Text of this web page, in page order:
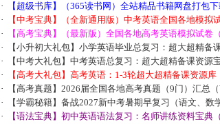
·
【超级书库】（365读书网）全站精品书籍网盘打包
·
【中考宝典】（全新通用版）中考英语全国各地模拟
·
【高考宝典】（最新版）全国各地高考英语模拟试卷
·
【小升初大礼包】小学英语毕业总复习：超大超精备
·
【中考大礼包】中考英语总复习：超大超精备课资源
·
【高考大礼包】高考英语：1-3轮超大超精备课资源库
·
【高考真题】2026届全国各地高考真题（9门）汇总（
·
【学霸秘籍】备战2027新中考暑期早复习（语文、数
·
【语法宝典】初中英语语法复习：名师讲练资料宝典